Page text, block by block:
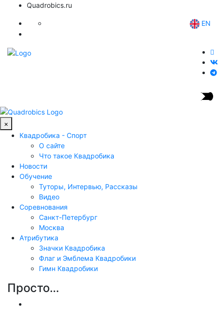
Quadrobics.ru
EN
×
Квадробика - Спорт
О сайте
Что такое Квадробика
Новости
Обучение
Туторы, Интервью, Рассказы
Видео
Соревнования
Санкт-Петербург
Москва
Атрибутика
Значки Квадробика
Флаг и Эмблема Квадробики
Гимн Квадробики
Просто…